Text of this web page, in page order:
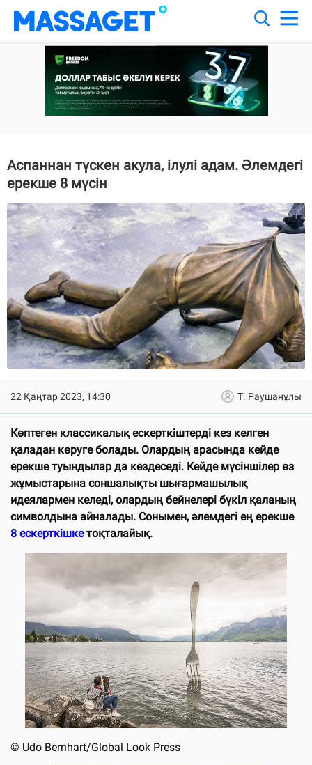
Аспаннан түскен акула, ілулі адам. Әлемдегі
ерекше 8 мүсін
22 Қаңтар 2023, 14:30 Т. Раушанұлы
Көптеген классикалық ескерткіштерді кез келген
қаладан көруге болады. Олардың арасында кейде
ерекше туындылар да кездеседі. Кейде мүсіншілер өз
жұмыстарына соншалықты шығармашылық
идеялармен келеді, олардың бейнелері бүкіл қаланың
символдына айналады. Сонымен, әлемдегі ең ерекше
8 ескерткішкетоқталайық.
© Udo Bernhart/Global Look Press